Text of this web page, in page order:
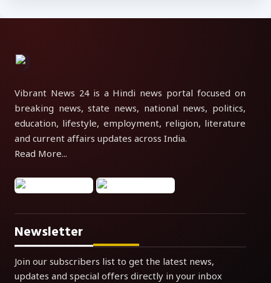
Vibrant News 24 is a Hindi news portal focused on
breaking news, state news, national news, politics,
education, lifestyle, employment, religion, literature
and current affairs updates across India.
Read More...
Newsletter
Join our subscribers list to get the latest news,
updates and special offers directly in your inbox